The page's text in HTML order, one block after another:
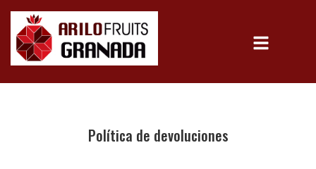
Política de devoluciones